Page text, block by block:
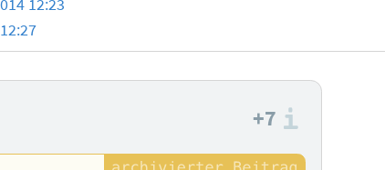
12:23
+7